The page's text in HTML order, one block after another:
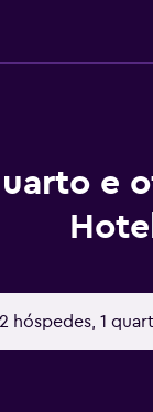
e
Hotel
2 hóspedes, 1